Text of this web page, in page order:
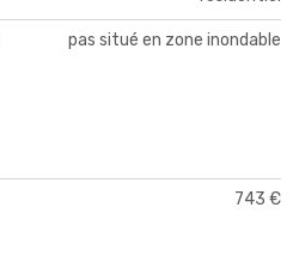
pas situé en zone inondable
743 €